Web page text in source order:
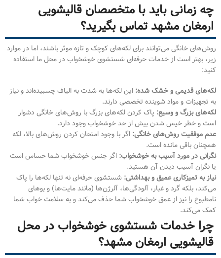
چه زمانی باید با متخصصان قالیشویی
ارمغان مشهد تماس بگیرید؟
روش‌های خانگی می‌توانند برای لکه‌های کوچک و تازه موثر باشند، اما در موارد
زیر، بهتر است از خدمات حرفه‌ای شستشوی خوشخواب در محل ما استفاده
کنید:
لکه‌های قدیمی و خشک شده: این لکه‌ها به شدت به الیاف چسبیده‌اند و نیاز
به تجهیزات و مواد شوینده تخصصی دارند.
لکه‌های بزرگ و وسیع: پاک کردن لکه‌های بزرگ با روش‌های خانگی دشوار
است و خطر خیس شدن بیش از حد خوشخواب وجود دارد.
عدم موفقیت روش‌های خانگی: اگر با وجود امتحان کردن روش‌های بالا، لکه
همچنان باقی مانده است.
نگرانی در مورد آسیب به خوشخواب: اگر جنس خوشخواب شما حساس است
یا نگران آسیب دیدن آن هستید.
نیاز به تمیزکاری عمیق و بهداشتی: شستشوی حرفه‌ای نه تنها لکه‌ها را پاک
می‌کند، بلکه گرد و غبار، آلودگی‌ها، آلرژن‌ها (مانند مایت‌ها) و بوهای
نامطبوع را نیز از عمق خوشخواب شما حذف می‌کند و به سلامت خواب شما
کمک می‌کند.
چرا خدمات شستشوی خوشخواب در محل
قالیشویی ارمغان مشهد؟